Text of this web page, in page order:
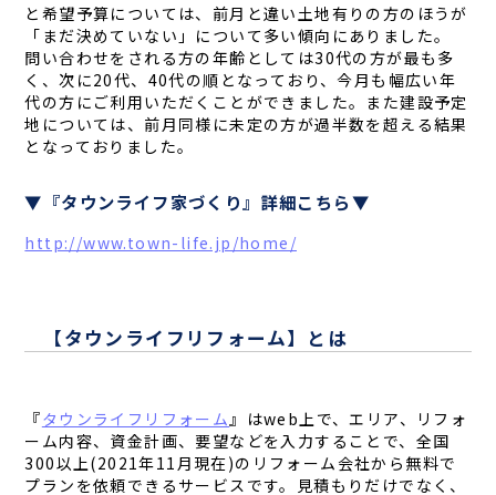
と希望予算については、前月と違い土地有りの方のほうが
「まだ決めていない」について多い傾向にありました。
問い合わせをされる方の年齢としては30代の方が最も多
く、次に20代、40代の順となっており、今月も幅広い年
代の方にご利用いただくことができました。また建設予定
地については、前月同様に未定の方が過半数を超える結果
となっておりました。
▼『タウンライフ家づくり』詳細こちら▼
http://www.town-life.jp/home/
【タウンライフリフォーム】とは
『タウンライフリフォーム 』はweb上で、エリア、リフォ
ーム内容、資金計画、要望などを入力することで、全国
300以上(2021年11月現在)のリフォーム会社から無料で
プランを依頼できるサービスです。見積もりだけでなく、